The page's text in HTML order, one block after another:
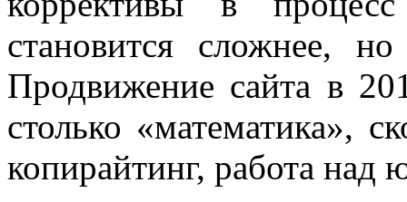
становится сложнее,
Продвижение сайта в
столько «математика»,
копирайтинг, работа над